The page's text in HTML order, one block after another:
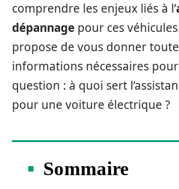
comprendre les enjeux liés à l’
dépannage pour ces
propose de vous donner
informations nécessaires
question : à quoi sert
pour une voiture électrique ?
Sommaire